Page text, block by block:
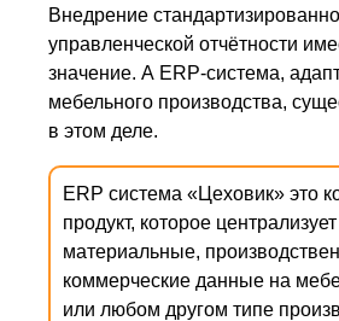
Внедрение
управленческой отчётности
значение. А ERP-система,
мебельного производства,
в этом деле.
ERP система «Цеховик» это
продукт, которое
материальные,
коммерческие данные на
или любом другом типе